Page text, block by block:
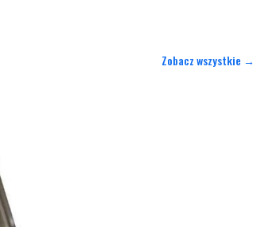
Zobacz wszystkie →